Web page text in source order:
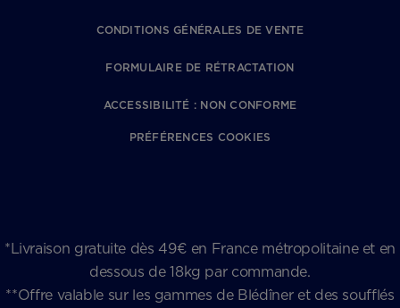
CONDITIONS GÉNÉRALES DE VENTE
FORMULAIRE DE RÉTRACTATION
ACCESSIBILITÉ : NON CONFORME
PRÉFÉRENCES COOKIES
*Livraison gratuite dès 49€ en France métropolitaine et en
dessous de 18kg par commande.
**Offre valable sur les gammes de Blédîner et des soufflés